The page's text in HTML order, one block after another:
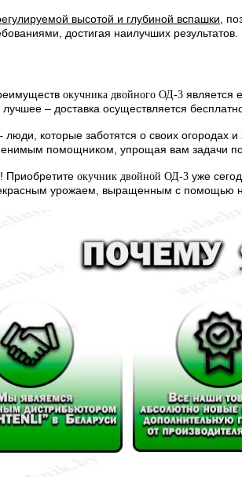
высотой и глубиной вспашки ,
достигая наилучших результатов.
окучника двойного ОД-3 является
– доставка осуществляется
которые заботятся о своих
помощником, упрощая вам задачи
Приобретите окучник двойной ОД-3 уже
урожаем, выращенным с помощью